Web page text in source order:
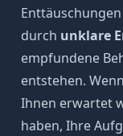
durch unklare
empfundene
entstehen.
Ihnen erwartet
haben, Ihre